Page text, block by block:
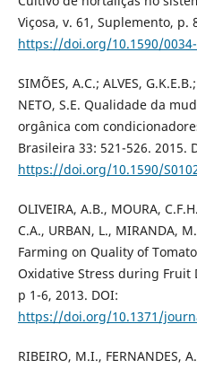
Viçosa, v. 61, Suplemento, p.
https://doi.org/10.1590/0034-
SIMÕES, A.C.; ALVES,
NETO, S.E. Qualidade da
orgânica com
Brasileira 33: 521-526. 2015.
https://doi.org/10.1590/
OLIVEIRA, A.B., MOURA,
C.A., URBAN, L., MIRANDA,
Farming on Quality of
Oxidative Stress during Fruit
p 1-6, 2013. DOI:
https://doi.org/10.1371/
RIBEIRO, M.I., FERNANDES,